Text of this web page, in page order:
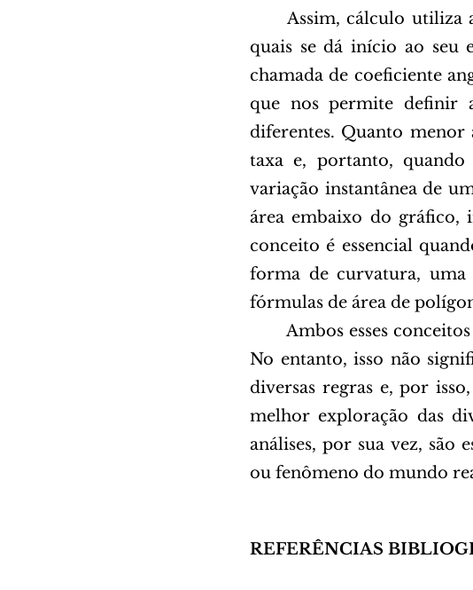
	Assim, cálculo utiliza a função para fundamentar os conceitos-chave pelos
quais se dá início ao seu
chamada de coeficiente
que nos permite definir
diferentes. Quanto menor
taxa e, portanto,
variação instantânea de
área embaixo do gráfico,
conceito é essencial
forma de curvatura, uma
fórmulas de área de
Ambos esses
No entanto, isso não
diversas regras e, por
melhor exploração das
análises, por sua vez, são
ou fenômeno do mundo